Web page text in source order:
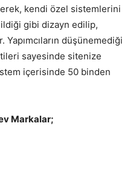
SEO,
kendi özel sistemlerini
gibi dizayn edilip,
düşünemediği
sayesinde sitenize
içerisinde 50 binden
Markalar;